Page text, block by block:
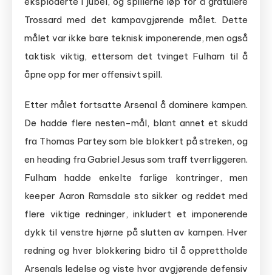
Trossard med det kampavgjørende målet. Dette
målet var ikke bare teknisk imponerende, men også
taktisk viktig, ettersom det tvinget Fulham til å
åpne opp for mer offensivt spill.
Etter målet fortsatte Arsenal å dominere kampen.
De hadde flere nesten-mål, blant annet et skudd
fra Thomas Partey som ble blokkert på streken, og
en heading fra Gabriel Jesus som traff tverrliggeren.
Fulham hadde enkelte farlige kontringer, men
keeper Aaron Ramsdale sto sikker og reddet med
flere viktige redninger, inkludert et imponerende
dykk til venstre hjørne på slutten av kampen. Hver
redning og hver blokkering bidro til å opprettholde
Arsenals ledelse og viste hvor avgjørende defensiv